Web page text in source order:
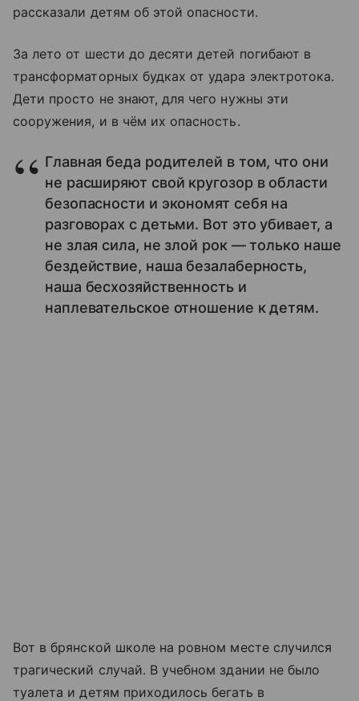
рассказали детям об этой опасности.
За лето от шести до десяти детей погибают в
трансформаторных будках от удара электротока.
Дети просто не знают, для чего нужны эти
сооружения, и в чём их опасность.
Главная беда родителей в том, что они
не расширяют свой кругозор в области
безопасности и экономят себя на
разговорах с детьми. Вот это убивает, а
не злая сила, не злой рок — только наше
бездействие, наша безалаберность,
наша бесхозяйственность и
наплевательское отношение к детям.
Вот в брянской школе на ровном месте случился
трагический случай. В учебном здании не было
туалета и детям приходилось бегать в